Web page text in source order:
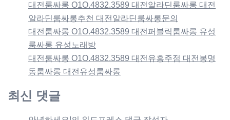
대전룸싸롱 O1O.4832.3589 대전알라딘룸싸롱 대전
알라딘룸싸롱추천 대전알라딘룸싸롱문의
대전룸싸롱 O1O.4832.3589 대전퍼블릭룸싸롱 유성
룸싸롱 유성노래방
대전룸싸롱 O1O.4832.3589 대전유흥주점 대전봉명
동룸싸롱 대전유성룸싸롱
최신 댓글